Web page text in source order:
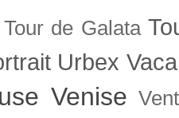
Tour de Galata
Urbex
Venise